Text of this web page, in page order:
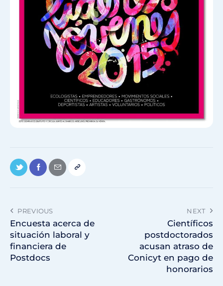
PREVIOUS
Encuesta acerca de
situación laboral y
financiera de
Postdocs
NEXT
Científicos
postdoctorados
acusan atraso de
Conicyt en pago de
honorarios